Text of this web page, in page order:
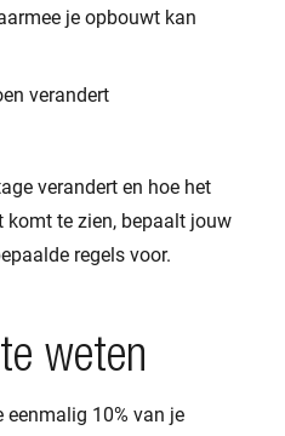
je opbouwt kan
verandert
verandert en hoe het
komt te zien, bepaalt jouw
regels voor.
weten
eenmalig 10% van je